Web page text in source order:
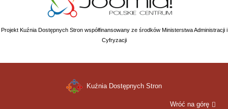
Projekt Kuźnia Dostępnych Stron współfinansowany ze środków Ministerstwa Administracji i
Cyfryzacji
Kuźnia Dostępnych Stron
Wróć na górę